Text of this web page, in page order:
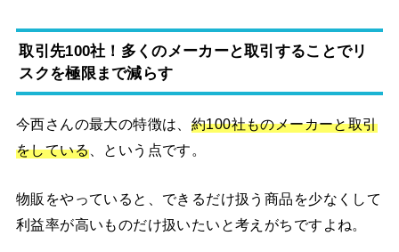
取引先100社！多くのメーカーと取引することでリ
スクを極限まで減らす
今西さんの最大の特徴は、 約100社ものメーカーと取引
をしている、という点です。
物販をやっていると、できるだけ扱う商品を少なくして
利益率が高いものだけ扱いたいと考えがちですよね。